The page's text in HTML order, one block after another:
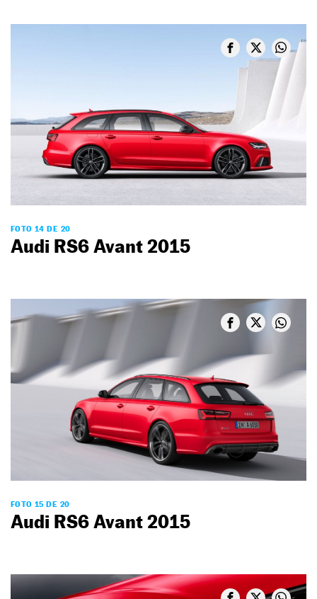
FOTO 14 DE 20
Audi RS6 Avant 2015
FOTO 15 DE 20
Audi RS6 Avant 2015